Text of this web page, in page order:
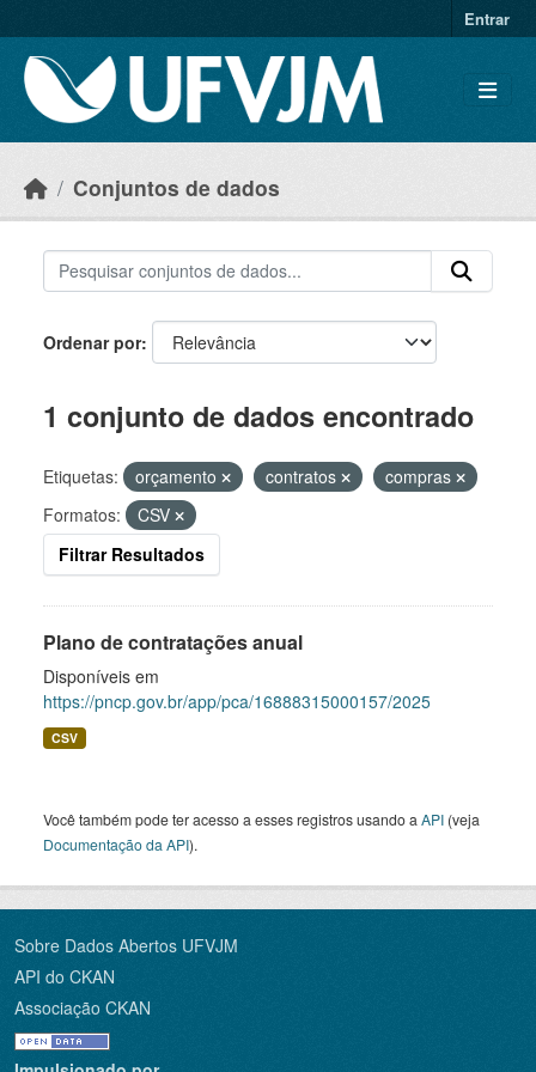
Entrar
Conjuntos de dados
Ordenar por
1 conjunto de dados encontrado
Etiquetas: orçamento contratos
compras
Formatos:
CSV
Filtrar Resultados
Plano de contratações anual
Disponíveis em
https://pncp.gov.br/app/pca/16888315000157/2025
CSV
Você também pode ter acesso a esses registros usando a API (veja
Documentação da API).
Sobre Dados Abertos UFVJM
API do CKAN
Associação CKAN